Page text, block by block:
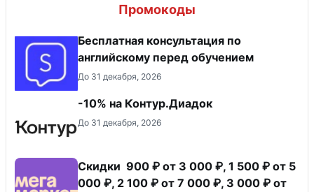
Промокоды
Бесплатная консультация по
английскому перед обучением
До 31 декабря, 2026
-10% на Контур.Диадок
До 31 декабря, 2026
Скидки 900 ₽ от 3 000 ₽, 1 500 ₽ от 5
000 ₽, 2 100 ₽ от 7 000 ₽, 3 000 ₽ от